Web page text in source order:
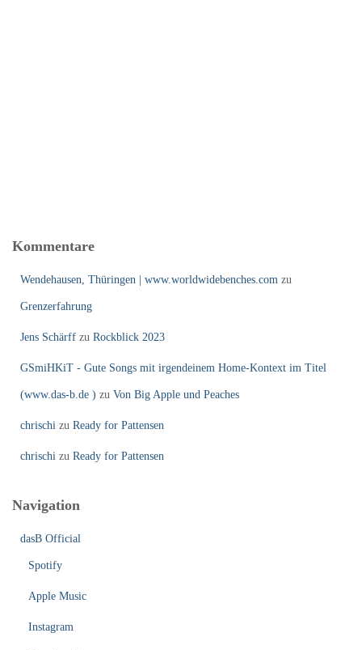
Kommentare
Wendehausen, Thüringen | www.worldwidebenches.com zu
Grenzerfahrung
Jens Schärff zu Rockblick 2023
GSmiHKiT - Gute Songs mit irgendeinem Home-Kontext im Titel
(www.das-b.de ) zu Von Big Apple und Peaches
chrischi zu Ready for Pattensen
chrischi zu Ready for Pattensen
Navigation
dasB Official
Spotify
Apple Music
Instagram